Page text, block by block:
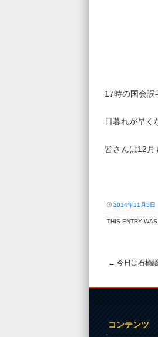
17時の国会誤
日暮れが早く
皆さんは12月
2014年11月5日
THIS ENTRY
← 今日は石橋
コンテンツ